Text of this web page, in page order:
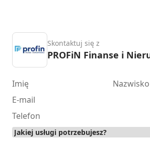
Skontaktuj się z
PROFiN Finanse i